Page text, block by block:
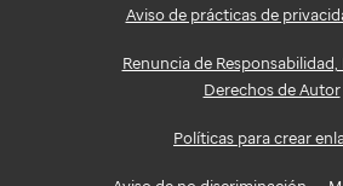
Aviso de prácticas de
Renuncia de
Derechos de Autor
Políticas para crear